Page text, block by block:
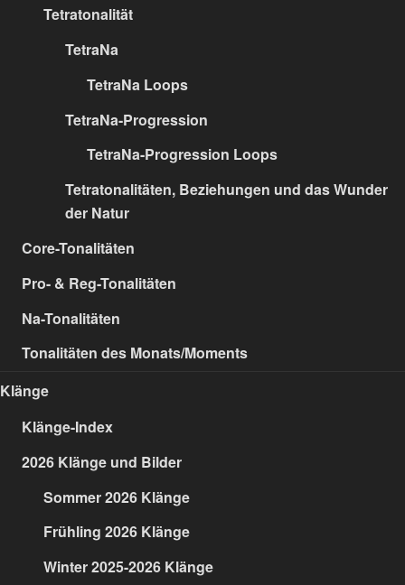
Tetratonalität
TetraNa
TetraNa Loops
TetraNa-Progression
TetraNa-Progression Loops
Tetratonalitäten, Beziehungen und das Wunder
der Natur
Core-Tonalitäten
Pro- & Reg-Tonalitäten
Na-Tonalitäten
Tonalitäten des Monats/Moments
Klänge
Klänge-Index
2026 Klänge und Bilder
Sommer 2026 Klänge
Frühling 2026 Klänge
Winter 2025-2026 Klänge